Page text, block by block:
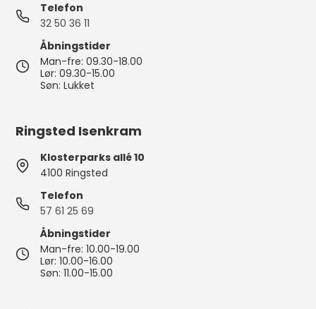
Telefon
32 50 36 11
Åbningstider
Man-fre: 09.30-18.00
Lør: 09.30-15.00
Søn: Lukket
Ringsted Isenkram
Klosterparks allé 10
4100 Ringsted
Telefon
57 61 25 69
Åbningstider
Man-fre: 10.00-19.00
Lør: 10.00-16.00
Søn: 11.00-15.00